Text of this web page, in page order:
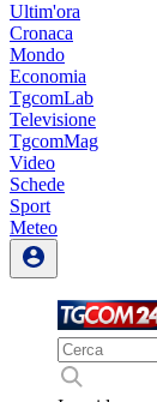
Ultim'ora
Cronaca
Mondo
Economia
TgcomLab
Televisione
TgcomMag
Video
Schede
Sport
Meteo